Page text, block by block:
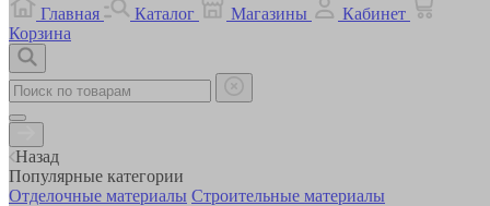
Главная
Каталог Магазины
Кабинет
Корзина
Назад
Популярные категории
Отделочные материалы Строительные материалы